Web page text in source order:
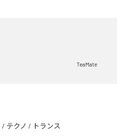
TeaMate
/ テクノ / トランス